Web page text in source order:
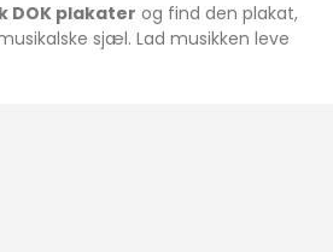
DOK plakater og find den plakat,
sjæl. Lad musikken leve